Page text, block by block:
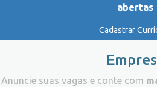
abertas
Cadastrar
Anuncie suas vagas e conte com